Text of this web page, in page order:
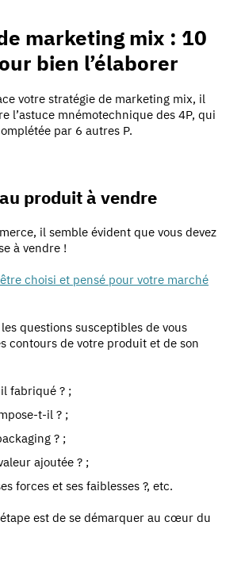
marketing mix : 10
bien l’élaborer
votre stratégie de marketing mix, il
l’astuce mnémotechnique des 4P, qui
par 6 autres P.
produit à vendre
il semble évident que vous devez
à vendre !
choisi et pensé pour votre marché
questions susceptibles de vous
contours de votre produit et de son
fabriqué ? ;
t-il ? ;
? ;
ajoutée ? ;
forces et ses faiblesses ?, etc.
est de se démarquer au cœur du